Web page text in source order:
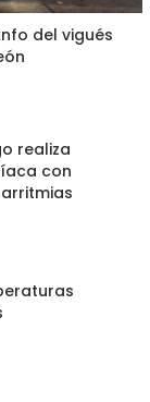
del vigués
realiza
con